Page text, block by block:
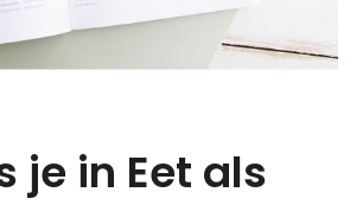
je in Eet als